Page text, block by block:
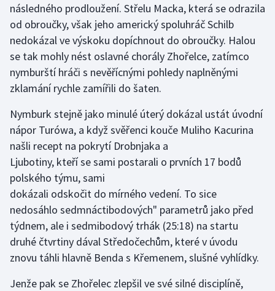
Jezdectví
Judo
Krasobruslení
Lezení
Lyže a snowboard
Moderní pětiboj
Motorsport
Olympijské hry
Parasport
následného prodloužení. Střelu Macka, která se odrazila
od obroučky, však jeho americký spoluhráč Schilb
nedokázal ve výskoku dopíchnout do obroučky. Halou
se tak mohly nést oslavné chorály Zhořelce, zatímco
nymburští hráči s nevěřícnými pohledy naplněnými
zklamání rychle zamířili do šaten.
Nymburk stejně jako minulé úterý dokázal ustát úvodní
nápor Turówa, a když svěřenci kouče Muliho Kacurina
našli recept na pokrytí Drobnjaka a
Ljubotiny, kteří se sami postarali o prvních 17 bodů
polského týmu, sami
dokázali odskočit do mírného vedení. To sice
nedosáhlo sedmnáctibodových" parametrů jako před
týdnem, ale i sedmibodový trhák (25:18) na startu
druhé čtvrtiny dával Středočechům, které v úvodu
znovu táhli hlavně Benda s Křemenem, slušné vyhlídky.
Jenže pak se Zhořelec zlepšil ve své silné disciplíně,